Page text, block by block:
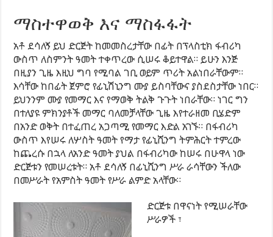
ማስተዋወቅ እና ማስፋፋት
አቶ ደሳለኝ ይህ ድርጅት ከመመስረታቸው በፊት በፕላስቲክ ፋብሪካ
ውስጥ ለስምንት ዓመት ተቀጥረው ሲሠሩ ቆይተዋል። ይሁን እንጅ
በዚያን ጊዜ እዚህ ግባ የሚባል ገቢ ወይም ጥሪት አልነበራቸውም።
እሳቸው ከበፊት ጀምሮ የፊኒሽኒንግ ሙያ ይስባቸውና ያስደስታቸው ነበር።
ይህንንም ሙያ የመማር እና የማወቅ ትልቅ ጉጉት ነበራቸው። ነገር ግን
በተለያዩ ምክንያቶች መማር ባለመቻላቸው ጊዜ እየተራዘመ ቢሄድም
በአንድ ወቅት በተፈጠረ አጋጣሚ የመማር እድል አገኙ። በፋብሪካ
ውስጥ እየሠሩ ለሦስት ዓመት የማታ የፊኒሺንግ ትምሕርት ተምረው
ከጨረሱ በኋላ ለአንድ ዓመት ያህል በፋብሪካው ከሠሩ በሁዋላ ነው
ድርጅቱን የመሠረቱት። አቶ ደሳለኝ በፊኒሺንግ ሥራ ራሳቸውን ችለው
በመሥራት የአምስት ዓመት የሥራ ልምድ አላቸው።
ድርጅቱ በዋናነት የሚሠራቸው
ሥራዎች ፣